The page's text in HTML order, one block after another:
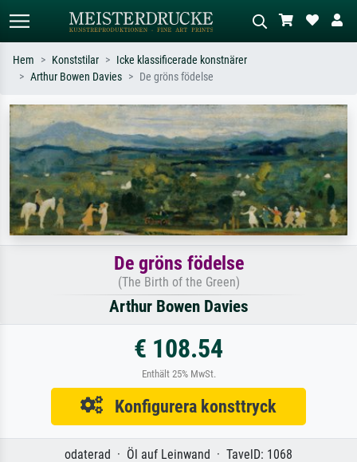
Sök efter konstnär, titel eller stil –
t.ex. Monet, Stjärnenatt,
impressionism, Hokusai-våg, naken.
Beskriv scenen – t.ex. grön äng,
abstrakt med mycket rött, mörk
oljemålning, stående naken bredvid ett
träd.
Hem Konststilar
Icke klassificerade konstnärer
Arthur Bowen Davies
De gröns födelse
De gröns födelse
(The Birth of the Green)
Arthur Bowen Davies
€ 108.54
Enthält 25% MwSt.
Konfigurera konsttryck
odaterad · Öl auf Leinwand · TavelD: 1068